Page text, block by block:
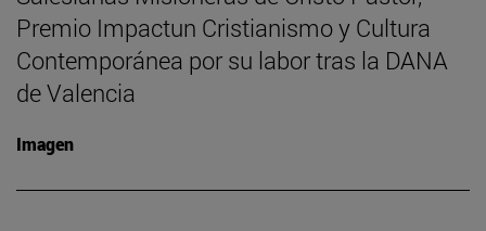
Premio Impactun Cristianismo y Cultura
Contemporánea por su labor tras la DANA
de Valencia
Imagen